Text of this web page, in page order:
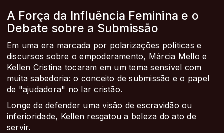
A Força da Influência Feminina e o
Debate sobre a Submissão
Em uma era marcada por polarizações políticas e
discursos sobre o empoderamento, Márcia Mello e
Kellen Cristina tocaram em um tema sensível com
muita sabedoria: o conceito de submissão e o papel
de "ajudadora" no lar cristão.
Longe de defender uma visão de escravidão ou
inferioridade, Kellen resgatou a beleza do ato de
servir.